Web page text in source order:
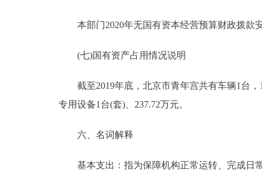
本部门2020年无国有资本经营预算财政拨款
(七)国有资产占用情况说明
截至2019年底，北京市青年宫共有车辆1台，
专用设备1台(套)、237.72万元。
六、名词解释
基本支出：指为保障机构正常运转、完成日